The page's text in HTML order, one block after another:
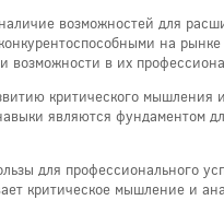
возможностей для
на
возможности в их
критического
являются фундаментом
для профессионального
критическое мышление